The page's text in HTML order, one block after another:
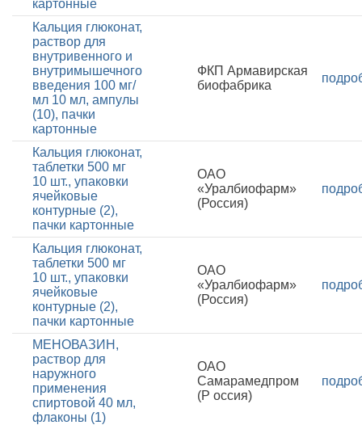
картонные
Кальция глюконат,
раствор для
внутривенного и
внутримышечного
введения 100 мг/
мл 10 мл, ампулы
(10), пачки
картонные
ФКП Армавирская
биофабрика
Кальция глюконат,
таблетки 500 мг
10 шт., упаковки
ячейковые
контурные (2),
пачки картонные
ОАО
«Уралбиофарм»
(Россия)
Кальция глюконат,
таблетки 500 мг
10 шт., упаковки
ячейковые
контурные (2),
пачки картонные
ОАО
«Уралбиофарм»
(Россия)
МЕНОВАЗИН,
раствор для
наружного
применения
спиртовой 40 мл,
флаконы (1)
ОАО
Самарамедпром
(Р оссия)